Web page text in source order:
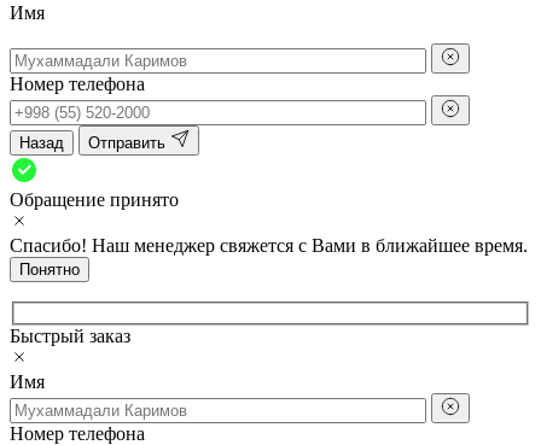
Имя
Номер телефона
Назад Отправить
Обращение принято
Спасибо! Наш менеджер свяжется с Вами в ближайшее время.
Понятно
Быстрый заказ
Имя
Номер телефона